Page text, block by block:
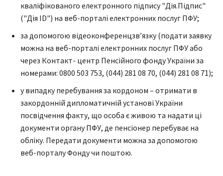
кваліфікованого електронного підпису "Дія.Підпис"
("Дія ID") на веб-порталі електронних послуг ПФУ;
за допомогою відеоконференцзв’язку (подати заявку
можна на веб-порталі електронних послуг ПФУ або
через Контакт- центр Пенсійного фонду України за
номерами: 0800 503 753, (044) 281 08 70, (044) 281 08 71);
у випадку перебування за кордоном – отримати в
закордонній дипломатичній установі України
посвідчення факту, що особа є живою та надати ці
документи органу ПФУ, де пенсіонер перебуває на
обліку. Передати документи можна за допомогою
веб-порталу Фонду чи поштою.